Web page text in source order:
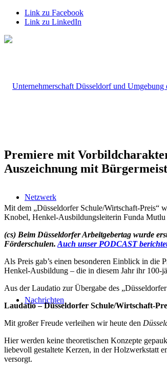
Link zu Facebook
Link zu LinkedIn
Netzwerk
Nachrichten
Premiere mit
Auszeichnung mit
Mit dem „Düsseldorfer Schule/Wirtschaft-Preis“
Knobel, Henkel-Ausbildungsleiterin Funda
(cs) Beim Düsseldorfer Arbeitgebertag wurde
Förderschulen. Auch unser PODCAST
Als Preis gab’s einen besonderen Einblick in
Henkel-Ausbildung – die in diesem Jahr ihr 100-
Aus der Laudatio zur Übergabe des
Laudatio – Düsseldorfer Schule/Wirtschaft-
Mit großer Freude verleihen wir heute den
Hier werden keine theoretischen Konzepte
liebevoll gestaltete Kerzen, in der Holzwerkstatt
versorgt.